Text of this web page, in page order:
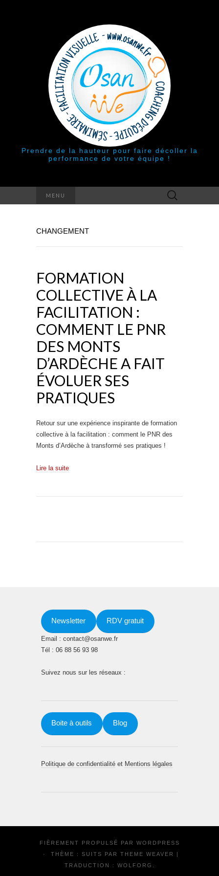
Prendre de la hauteur pour faire décoller la
performance de votre équipe !
MENU Rechercher :
CHANGEMENT
FORMATION
COLLECTIVE À LA
FACILITATION :
COMMENT LE PNR
DES MONTS
D’ARDÈCHE A FAIT
ÉVOLUER SES
PRATIQUES
Retour sur une expérience inspirante de formation
collective à la facilitation : comment le PNR des
Monts d’Ardèche à transformé ses pratiques !
Lire la suite
Newsletter RDV gratuit
Email : contact@osanwe.fr
Tél : 06 88 56 93 98
Suivez nous sur les réseaux :
Boite à outils Blog
Politique de confidentialité et Mentions légales
FIÈREMENT PROPULSÉ PAR WORDPRESS
·
THÈME : SUITS PAR THEME WEAVER
|
TRADUCTION : WOLFORG